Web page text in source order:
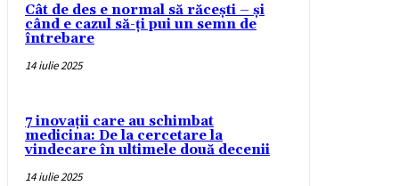
Cât de des e normal să răcești – și
când e cazul să-ți pui un semn de
întrebare
14 iulie 2025
7 inovații care au schimbat
medicina: De la cercetare la
vindecare în ultimele două decenii
14 iulie 2025